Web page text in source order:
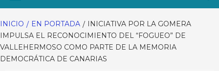
INICIO EN PORTADA
INICIATIVA POR LA GOMERA
IMPULSA EL RECONOCIMIENTO DEL “FOGUEO” DE
VALLEHERMOSO COMO PARTE DE LA MEMORIA
DEMOCRÁTICA DE CANARIAS